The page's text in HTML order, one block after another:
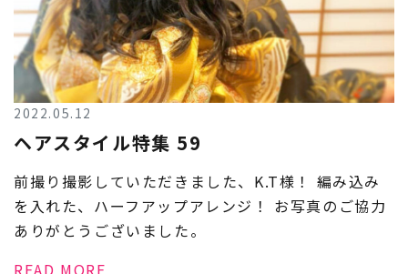
2022.05.12
ヘアスタイル特集 59
前撮り撮影していただきました、K.T様！ 編み込み
を入れた、ハーフアップアレンジ！ お写真のご協力
ありがとうございました。